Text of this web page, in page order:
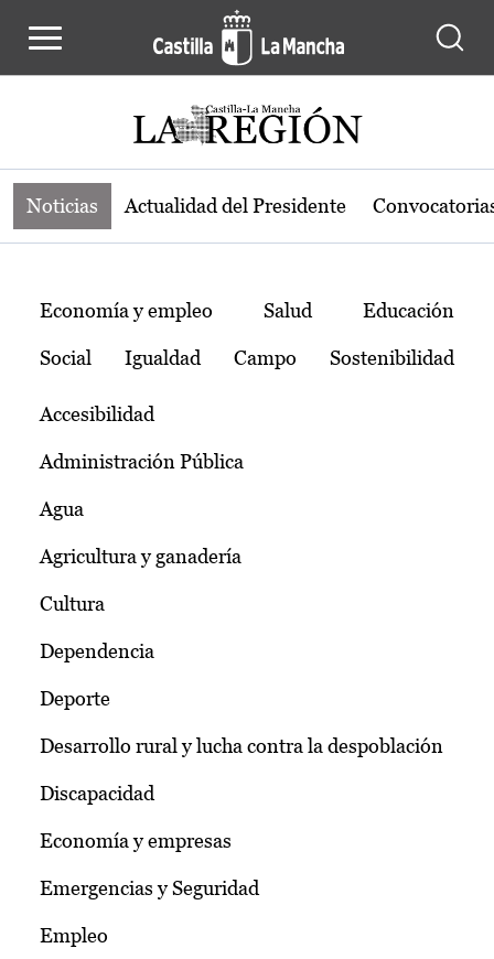
Noticias de la región de Castilla-La
Noticias Actualidad del Presidente
Temas
Economía y empleo Salud Educación
Social Igualdad Campo Sostenibilidad
Accesibilidad
Administración Pública
Agua
Agricultura y ganadería
Cultura
Dependencia
Deporte
Desarrollo rural y lucha contra la despoblación
Discapacidad
Economía y empresas
Emergencias y Seguridad
Empleo